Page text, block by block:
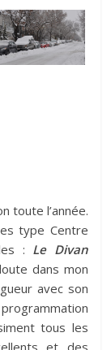
toute l’année.
type Centre
: Le Divan
dans mon
avec son
tous les